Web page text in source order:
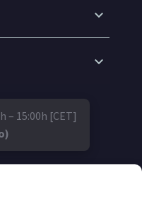
– 15:00h [CET]